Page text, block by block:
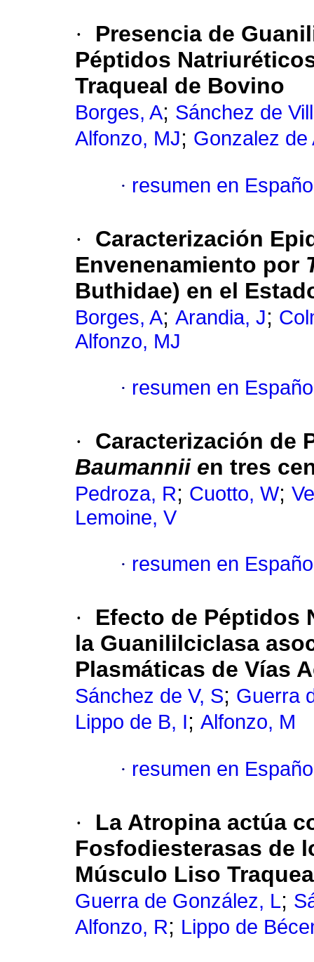
·
Presencia de
Péptidos
Traqueal de Bovino
Borges, A; Sánchez de
Alfonzo, MJ; Gonzalez de
· resumen en
·
Caracterización
Envenenamiento por
Buthidae) en el
Borges, A; Arandia, J;
Alfonzo, MJ
· resumen en
·
Caracterización de
Baumannii en tres
Pedroza, R; Cuotto, W;
Lemoine, V
· resumen en
·
Efecto de Péptidos
la Guanililciclasa
Plasmáticas de Vías
Sánchez de V, S; Guerra
Lippo de B, I; Alfonzo, M
· resumen en
·
La Atropina actúa
Fosfodiesterasas de
Músculo Liso
Guerra de González, L;
Alfonzo, R; Lippo de